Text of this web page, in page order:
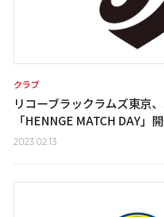
クラブ
リコーブラックラムズ東京
「HENNGE MATCH DAY」
2023.02.13